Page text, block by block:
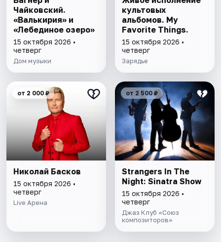
Чайковский.
«Валькирия» и
«Лебединое озеро»
15 октября 2026 •
четверг
Дом музыки
культовых
альбомов. My
Favorite Things.
15 октября 2026 •
четверг
Зарядье
от 2 000 ₽
Николай Басков
15 октября 2026 •
четверг
Live Арена
от 2 500 ₽
Strangers In The
Night: Sinatra Show
15 октября 2026 •
четверг
Джаз Клуб «Союз
композиторов»